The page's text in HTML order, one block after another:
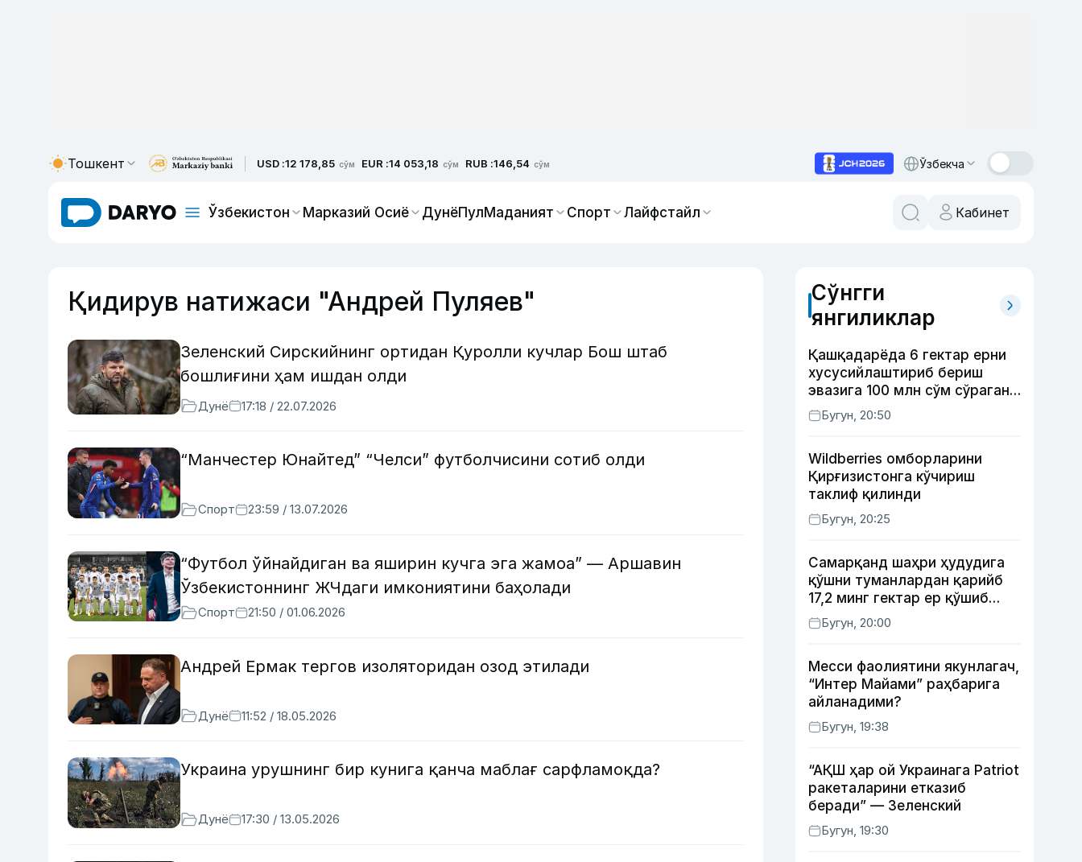
Тошкент USD :12 178,85 сўм EUR :14 053,18 сўм RUB :146,54 сўм Ўзбекча
Ўзбекистон Марказий Осиё ДунёПулМаданият Спорт Лайфстайл Кабинет
Қидирув натижаси "Андрей Пуляев"
Зеленский Сирскийнинг ортидан Қуролли кучлар Бош штаб
бошлиғини ҳам ишдан олди
Дунё 17:18 / 22.07.2026
“Манчестер Юнайтед” “Челси” футболчисини сотиб олди
Спорт 23:59 / 13.07.2026
“Футбол ўйнайдиган ва яширин кучга эга жамоа” — Аршавин
Ўзбекистоннинг ЖЧдаги имкониятини баҳолади
Спорт 21:50 / 01.06.2026
Андрей Ермак тергов изоляторидан озод этилади
Дунё 11:52 / 18.05.2026
Украина урушнинг бир кунига қанча маблағ сарфламоқда?
Дунё 17:30 / 13.05.2026
Сўнгги
янгиликлар
Қашқадарёда 6 гектар ерни
хусусийлаштириб бериш
эвазига 100 млн сўм сўраган
шахс ушланди
Бугун, 20:50
Wildberries омборларини
Қирғизистонга кўчириш
таклиф қилинди
Бугун, 20:25
Самарқанд шаҳри ҳудудига
қўшни туманлардан қарийб
17,2 минг гектар ер қўшиб
берилади
Бугун, 20:00
Месси фаолиятини якунлагач,
“Интер Майами” раҳбарига
айланадими?
Бугун, 19:38
“АҚШ ҳар ой Украинага Patriot
ракеталарини етказиб
беради” — Зеленский
Бугун, 19:30